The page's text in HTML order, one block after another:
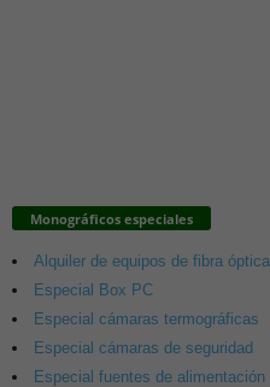
Monográficos especiales
Alquiler de equipos de fibra óptica
Especial Box PC
Especial cámaras termográficas
Especial cámaras de seguridad
Especial fuentes de alimentación